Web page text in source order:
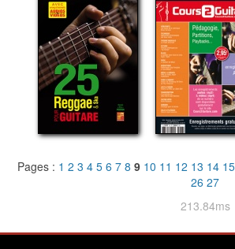
Pages : 1 2 3 4 5 6 7 8 9 10 11 12 13 14 15
26 27
213.84ms